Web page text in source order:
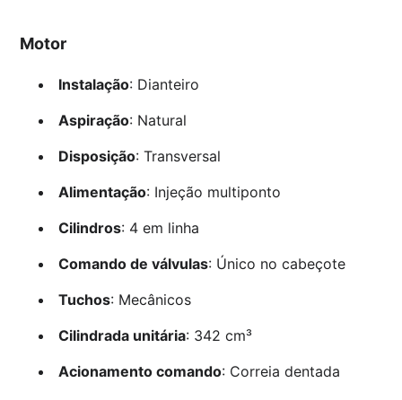
Motor
Instalação: Dianteiro
Aspiração: Natural
Disposição: Transversal
Alimentação: Injeção multiponto
Cilindros: 4 em linha
Comando de válvulas: Único no cabeçote
Tuchos: Mecânicos
Cilindrada unitária: 342 cm³
Acionamento comando: Correia dentada